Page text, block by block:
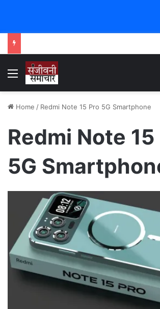
Menu
Home / Redmi Note 15 Pro 5G Smartphone
Redmi Note 15
5G